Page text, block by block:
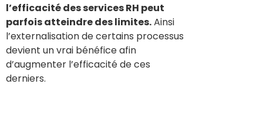
l’efficacité des services RH peut
parfois atteindre des limites.Ainsi
l’externalisation de certains processus
devient un vrai bénéfice afin
d’augmenter l’efficacité de ces
derniers.